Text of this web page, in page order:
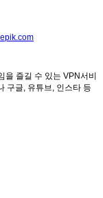
을 즐길 수 있는 VPN서비
구글, 유튜브, 인스타 등